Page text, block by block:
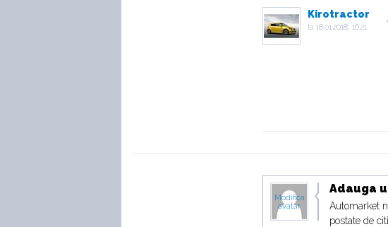
Kirotractor
la 18.01.2018, 16:21
Modifica
avatar
Adauga
Automarket
postate de